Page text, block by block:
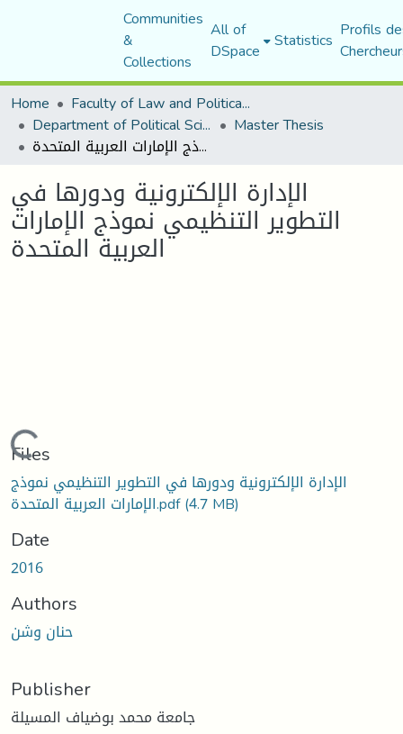
Communities
&
Collections
All of
DSpace Statistics Profils
Home
Faculty of Law and Political Science
Department of Political Sciences Master Thesis
الإدارة الإلكترونية ودورها في التطوير التنظيمي نموذج الإمارات العربية المتحدة
الإدارة الإلكترونية ودورها في
التطوير التنظيمي نموذج الإمارات
العربية المتحدة
Files
الإدارة الإلكترونية ودورها في التطوير التنظيمي نموذج
الإمارات العربية المتحدة.pdf(4.7 MB)
Date
2016
Authors
حنان وشن
Publisher
جامعة محمد بوضياف المسيلة